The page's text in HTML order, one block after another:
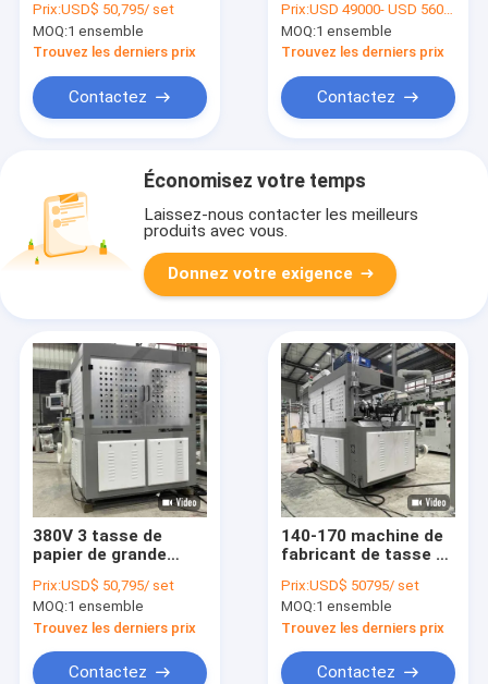
machines 140-170
PCs par minute
Prix:USD$ 50,795/ set
MOQ:1 ensemble
Trouvez les derniers prix
Contactez
PCs Min Coffee Cup
Manufacturing
Machine
Prix:USD 49000- USD 56000 / set
MOQ:1 ensemble
Trouvez les derniers prix
Contactez
Économisez votre temps
Laissez-nous contacter les meilleurs
produits avec vous.
Donnez votre exigence
380V 3 tasse de
papier de grande
34kw formant la
machine pour faire
les tasses jetables
Prix:USD$ 50,795/ set
MOQ:1 ensemble
Trouvez les derniers prix
Contactez
140-170 machine de
fabricant de tasse de
Making Machines
2.46*1.62*1.78m de
PCs
Prix:USD$ 50795/ set
MOQ:1 ensemble
Trouvez les derniers prix
Contactez